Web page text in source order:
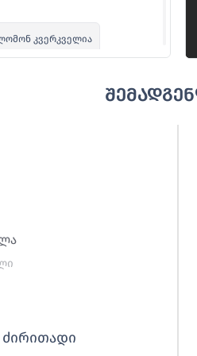
კვერკველია
ლოჩოშვილი
ძირითადი